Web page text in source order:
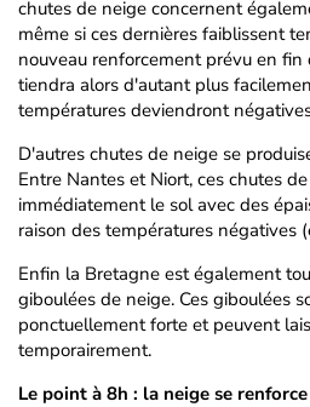
chutes de neige concernent
même si ces dernières faiblissent
nouveau renforcement prévu en
tiendra alors d'autant plus
températures deviendront
D'autres chutes de neige se
Entre Nantes et Niort, ces chutes
immédiatement le sol avec des
raison des températures négatives
Enfin la Bretagne est également
giboulées de neige. Ces giboulées
ponctuellement forte et peuvent
temporairement.
Le point à 8h : la neige se renforce